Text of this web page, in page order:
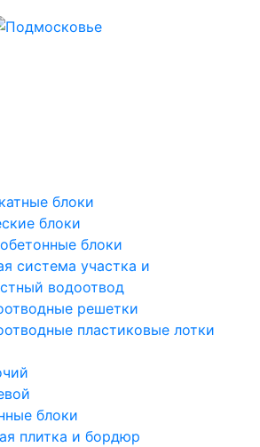
блоки
блоки
блоки
система участка и
водоотвод
решетки
пластиковые лотки
блоки
плитка и бордюр